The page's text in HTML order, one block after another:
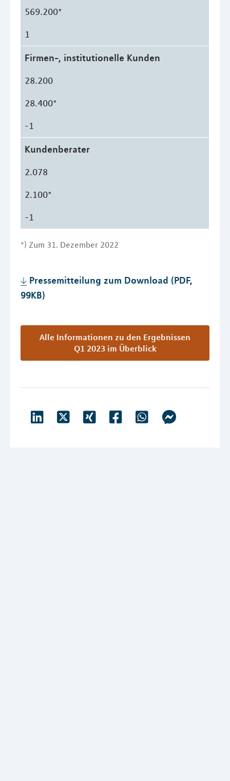
569.200*
1
Firmen-, institutionelle Kunden
28.200
28.400*
-1
Kundenberater
2.078
2.100*
-1
*) Zum 31. Dezember 2022
Pressemitteilung zum Download (PDF,
99KB)
Alle Informationen zu den Ergebnissen
Q1 2023 im Überblick